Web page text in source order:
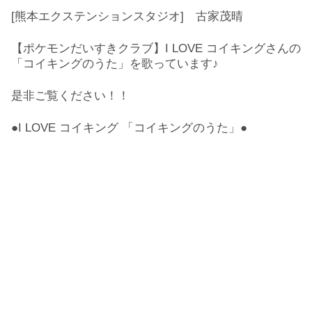
[熊本エクステンションスタジオ] 古家茂晴
【ポケモンだいすきクラブ】I LOVE コイキングさんの
「コイキングのうた」を歌っています♪
是非ご覧ください！！
●I LOVE コイキング 「コイキングのうた」●